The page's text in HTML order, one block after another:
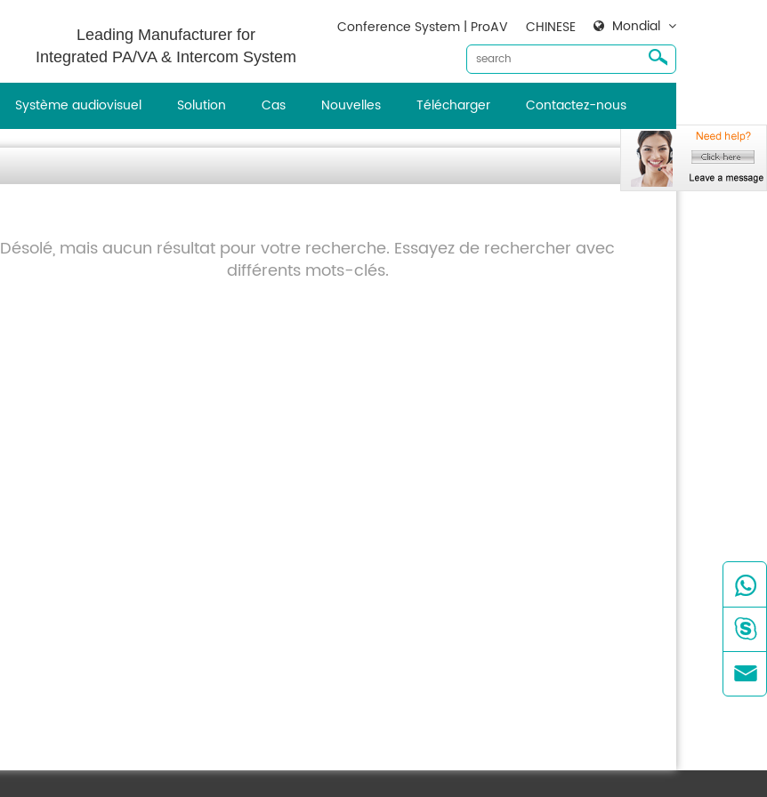
Leading Manufacturer for
Integrated PA/VA & Intercom System
Mondial
CHINESE
Conference System | ProAV
Système audiovisuel Solution Cas Nouvelles Télécharger Contactez-nous
Désolé, mais aucun résultat pour votre recherche. Essayez de rechercher avec
différents mots-clés.


